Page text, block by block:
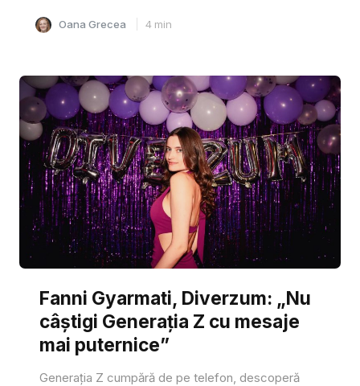
Oana Grecea 4 min
Fanni Gyarmati, Diverzum: „Nu
câștigi Generația Z cu mesaje
mai puternice”
Generația Z cumpără de pe telefon, descoperă